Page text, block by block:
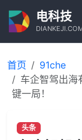
电科技
首页
91che
车企智驾出海
键一局！
头条